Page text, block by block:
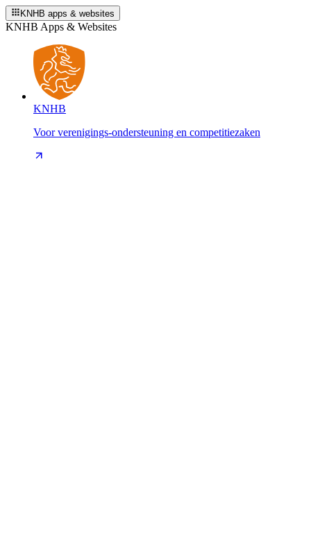
KNHB apps & websites
KNHB Apps & Websites
KNHB
Voor verenigings-ondersteuning en competitiezaken